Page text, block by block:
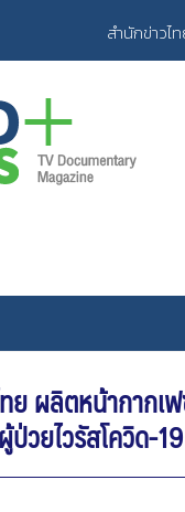
สำนักข่าวไ
ย ผลิตหน้ากาก
วยไวรัสโควิด-19